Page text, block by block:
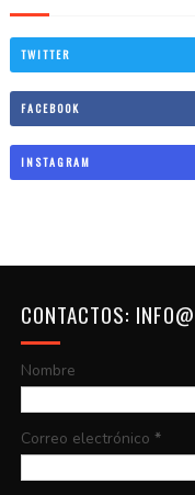
TWITTER
FACEBOOK
INSTAGRAM
CONTACTOS:
Nombre
Correo electrónico *